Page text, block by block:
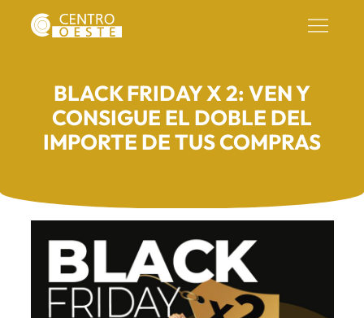
BLACK FRIDAY X 2: VEN Y
CONSIGUE EL DOBLE DEL
IMPORTE DE TUS COMPRAS